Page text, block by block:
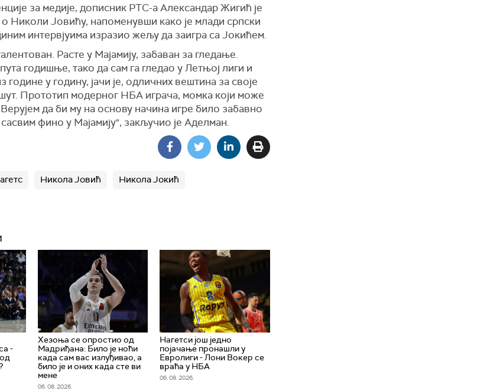
за медије, дописник РТС-а Александар Жигић је
Николи Јовићу, напоменувши како је млади српски
интервјуима изразио жељу да заигра са Јокићем.
Расте у Мајамију, забаван за гледање.
годишње, тако да сам га гледао у Летњој лиги и
године у годину, јачи је, одличних вештина за своје
Прототип модерног НБА играча, момка који може
да би му на основу начина игре било забавно
сасвим фино у Мајамију", закључио је Аделман.
Никола Јовић Никола Јокић
-
Хезоња се опростио од
Мадриђана: Било је ноћи
када сам вас излуђивао, а
било је и оних када сте ви
мене
06. 08. 2026.
Нагетси још једно
појачање пронашли у
Евролиги - Лони Вокер се
враћа у НБА
06. 08. 2026.